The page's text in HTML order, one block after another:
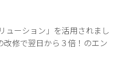
ューション」を活用されまし
修で翌日から３倍！のエン